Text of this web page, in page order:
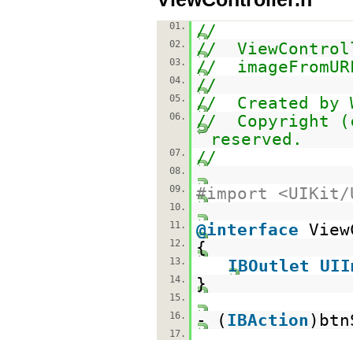
01. //
02. //
03. //
04. //
05. // Created by
06.
// Copyright
reserved.
07. //
08.
09.
#import
10.
11.
@interface
12. {
13. IBOutlet
14. }
15.
16.
- ( IBAction
17.